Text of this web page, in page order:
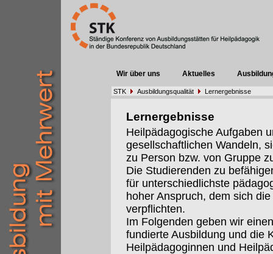
Wir über uns Aktuelles
STK Ausbildungsqualität Lernergebnisse
Lernergebnisse
Heilpädagogische Aufgaben
gesellschaftlichen Wandeln,
zu Person bzw. von Gruppe
Die Studierenden zu
für unterschiedlichste
hoher Anspruch, dem sich
verpflichten.
Im Folgenden geben wir
fundierte Ausbildung und die
Heilpädagoginnen und